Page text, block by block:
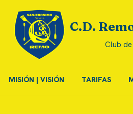
C.D.
Club
MISIÓN | VISIÓN TARIFAS